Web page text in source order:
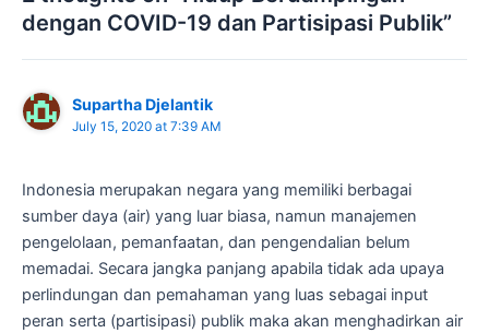
dengan COVID-19 dan Partisipasi Publik”
Supartha Djelantik
July 15, 2020 at 7:39 AM
Indonesia merupakan negara yang memiliki berbagai
sumber daya (air) yang luar biasa, namun manajemen
pengelolaan, pemanfaatan, dan pengendalian belum
memadai. Secara jangka panjang apabila tidak ada upaya
perlindungan dan pemahaman yang luas sebagai input
peran serta (partisipasi) publik maka akan menghadirkan air